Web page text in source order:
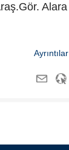
Alara
Ayrıntılar